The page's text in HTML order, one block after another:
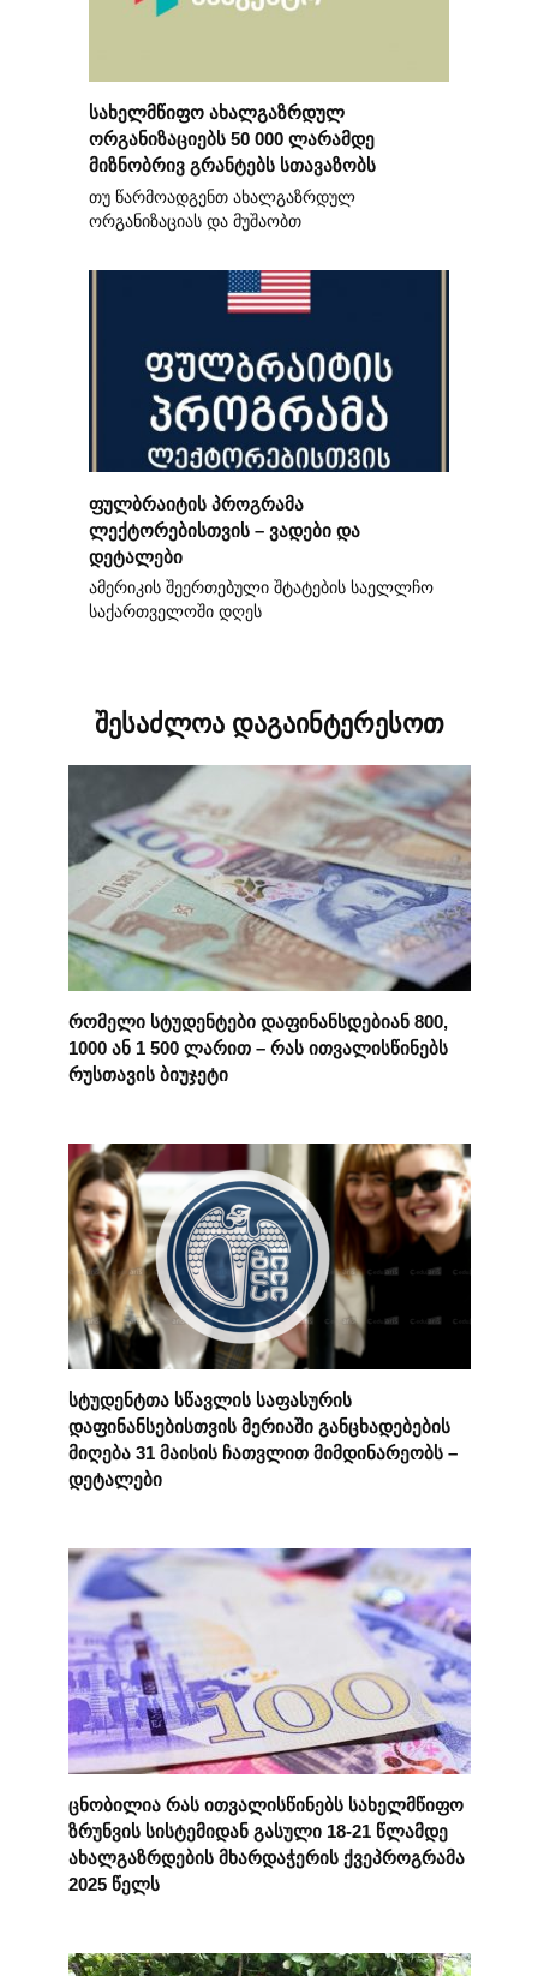
სახელმწიფო ახალგაზრდულ
ორგანიზაციებს 50 000 ლარამდე
მიზნობრივ გრანტებს სთავაზობს
თუ წარმოადგენთ ახალგაზრდულ
ორგანიზაციას და მუშაობთ
ფულბრაიტის პროგრამა
ლექტორებისთვის – ვადები და
დეტალები
ამერიკის შეერთებული შტატების საელლჩო
საქართველოში დღეს
შესაძლოა დაგაინტერესოთ
რომელი სტუდენტები დაფინანსდებიან 800,
1000 ან 1 500 ლარით – რას ითვალისწინებს
რუსთავის ბიუჯეტი
სტუდენტთა სწავლის საფასურის
დაფინანსებისთვის მერიაში განცხადებების
მიღება 31 მაისის ჩათვლით მიმდინარეობს –
დეტალები
ცნობილია რას ითვალისწინებს სახელმწიფო
ზრუნვის სისტემიდან გასული 18-21 წლამდე
ახალგაზრდების მხარდაჭერის ქვეპროგრამა
2025 წელს